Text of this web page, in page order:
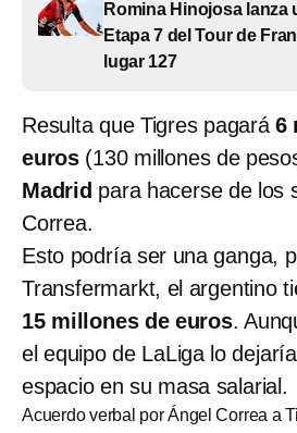
Romina Hinojosa lanza
Etapa 7 del Tour de
lugar 127
Resulta que Tigres pagará6
euros (130 millones de
Madrid para hacerse de los
Correa.
Esto podría ser una ganga,
Transfermarkt, el argentino
15 millones de euros.
el equipo de LaLiga lo
espacio en su masa salarial.
Acuerdo verbal por Ángel Correa a